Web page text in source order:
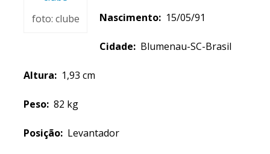
foto: clube Nascimento: 15/05/91
Cidade: Blumenau-SC-Brasil
Altura: 1,93 cm
Peso: 82 kg
Posição: Levantador